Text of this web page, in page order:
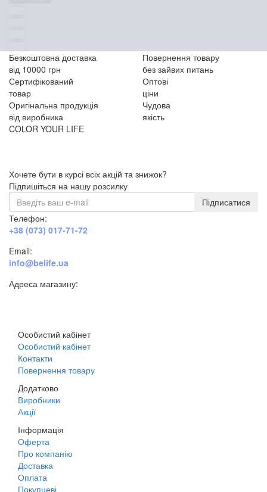
Безкоштовна доставка
від 10000 грн
Повернення товару
без зайвих питань
Сертифікований
товар
Оптові
ціни
Оригінальна продукція
від виробника
Чудова
якість
COLOR YOUR LIFE
Хочете бути в курсі всіх акцій та знижок?
Підпишіться на нашу розсилку
Підписатися
Телефон:
+38 (073) 017-71-72
Email:
info@belife.ua
Адреса магазину:
Особистий кабінет
Особистий кабінет
Контакти
Повернення товару
Додатково
Виробники
Акції
Інформація
Оферта
Про компанію
Доставка
Оплата
Покупцеві